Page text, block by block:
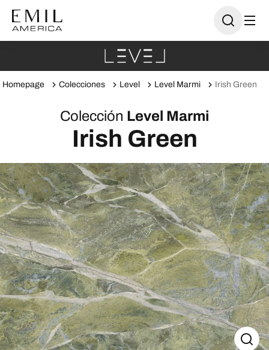
Homepage Colecciones Level Level Marmi Irish Green
Colección Level Marmi
Irish Green